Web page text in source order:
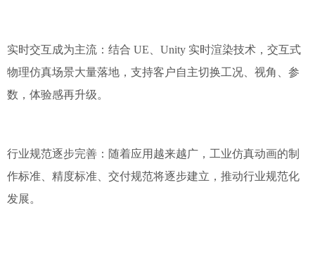
实时交互成为主流：结合 UE、Unity 实时渲染技术，交互式
物理仿真场景大量落地，支持客户自主切换工况、视角、参
数，体验感再升级。
行业规范逐步完善：随着应用越来越广，工业仿真动画的制
作标准、精度标准、交付规范将逐步建立，推动行业规范化
发展。